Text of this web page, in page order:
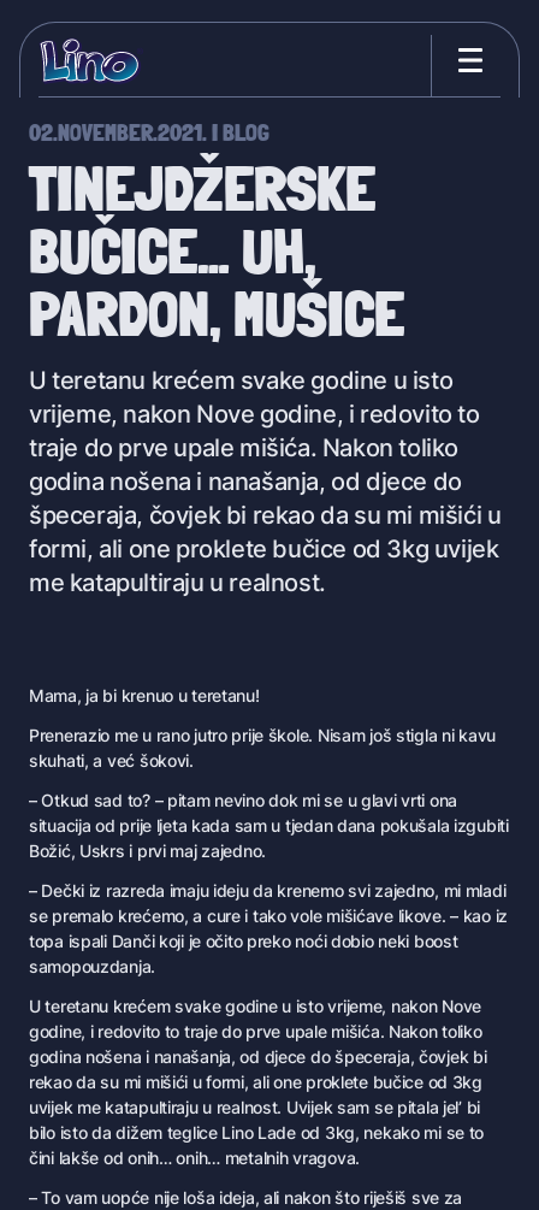
02.NOVEMBER.2021.IBLOG
TINEJDŽERSKE
BUČICE… UH,
PARDON, MUŠICE
U teretanu krećem svake godine u isto
vrijeme, nakon Nove godine, i redovito to
traje do prve upale mišića. Nakon toliko
godina nošena i nanašanja, od djece do
špeceraja, čovjek bi rekao da su mi mišići u
formi, ali one proklete bučice od 3kg uvijek
me katapultiraju u realnost.
Mama, ja bi krenuo u teretanu!
Prenerazio me u rano jutro prije škole. Nisam još stigla ni kavu
skuhati, a već šokovi.
– Otkud sad to? – pitam nevino dok mi se u glavi vrti ona
situacija od prije ljeta kada sam u tjedan dana pokušala izgubiti
Božić, Uskrs i prvi maj zajedno.
– Dečki iz razreda imaju ideju da krenemo svi zajedno, mi mladi
se premalo krećemo, a cure i tako vole mišićave likove. – kao iz
topa ispali Danči koji je očito preko noći dobio neki boost
samopouzdanja.
U teretanu krećem svake godine u isto vrijeme, nakon Nove
godine, i redovito to traje do prve upale mišića. Nakon toliko
godina nošena i nanašanja, od djece do špeceraja, čovjek bi
rekao da su mi mišići u formi, ali one proklete bučice od 3kg
uvijek me katapultiraju u realnost. Uvijek sam se pitala jel’ bi
bilo isto da dižem teglice Lino Lade od 3kg, nekako mi se to
čini lakše od onih… onih… metalnih vragova.
– To vam uopće nije loša ideja, ali nakon što riješiš sve za